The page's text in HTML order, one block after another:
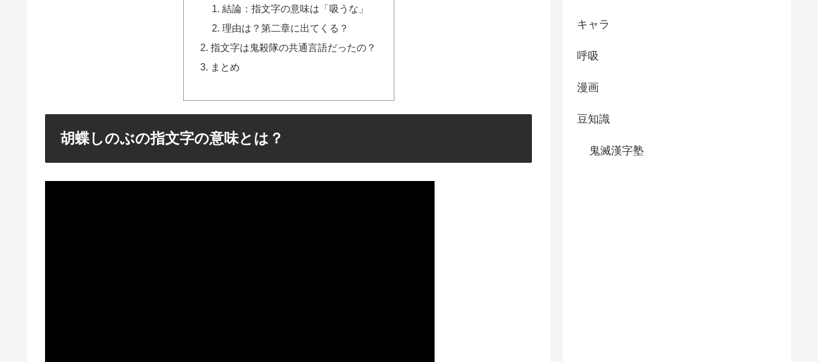
結論：指文字の意味は「吸うな」
理由は？第二章に出てくる？
指文字は鬼殺隊の共通言語だったの？
まとめ
胡蝶しのぶの指文字の意味とは？
キャラ
呼吸
漫画
豆知識
鬼滅漢字塾